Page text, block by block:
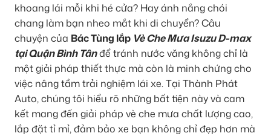
khoang lái mỗi khi hé cửa? Hay ánh nắng chói
chang làm bạn nheo mắt khi di chuyển? Câu
chuyện của Bác Tùng lắp Vè Che Mưa Isuzu D-max
tại Quận Bình Tânđể tránh nước văng không chỉ là
một giải pháp thiết thực mà còn là minh chứng cho
việc nâng tầm trải nghiệm lái xe. Tại Thành Phát
Auto, chúng tôi hiểu rõ những bất tiện này và cam
kết mang đến giải pháp vè che mưa chất lượng cao,
lắp đặt tỉ mỉ, đảm bảo xe bạn không chỉ đẹp hơn mà